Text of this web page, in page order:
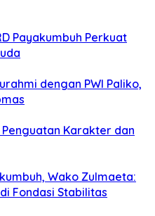
Payakumbuh Perkuat
dengan PWI Paliko,
Karakter dan
Wako Zulmaeta:
Fondasi Stabilitas